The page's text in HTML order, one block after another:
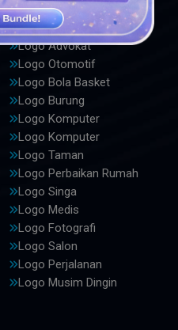
Logo
Logo Advokat
Logo Otomotif
Logo Bola Basket
Logo Burung
Logo Komputer
Logo Komputer
Logo Taman
Logo Perbaikan Rumah
Logo Singa
Logo Medis
Logo Fotografi
Logo Salon
Logo Perjalanan
Logo Musim Dingin